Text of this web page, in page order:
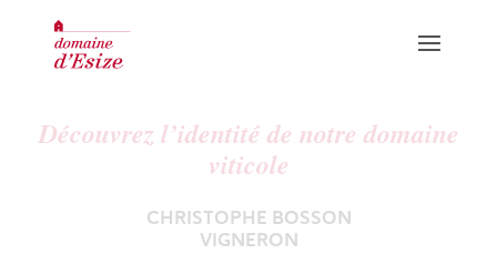
CUVÉES ROUGES
Découvrez l’identité de notre domaine
viticole
CHRISTOPHE BOSSON
VIGNERON